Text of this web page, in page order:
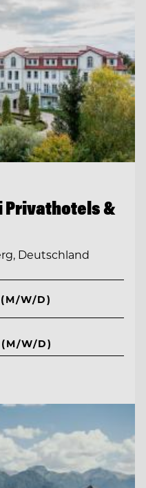
Privathotels &
Deutschland
(M/W/D)
(M/W/D)